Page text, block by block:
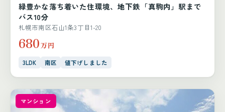
緑豊かな落ち着いた住環境、地下鉄「真駒内」駅まで
バス10分
札幌市南区石山1条3丁目1-20
680万円
3LDK 南区 値下げしました
マンション